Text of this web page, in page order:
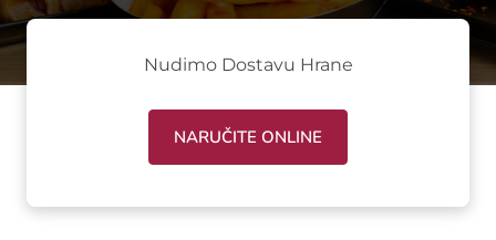
Nudimo Dostavu Hrane
NARUČITE ONLINE